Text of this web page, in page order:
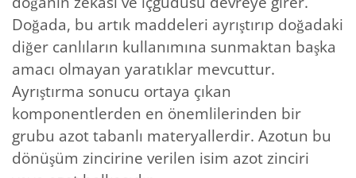
Doğada, bu artık maddeleri ayrıştırıp doğadaki
diğer canlıların kullanımına sunmaktan başka
amacı olmayan yaratıklar mevcuttur.
Ayrıştırma sonucu ortaya çıkan
komponentlerden en önemlilerinden bir
grubu azot tabanlı materyallerdir. Azotun bu
dönüşüm zincirine verilen isim azot zinciri